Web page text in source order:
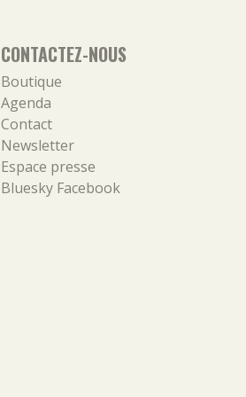
CONTACTEZ-NOUS
Boutique
Agenda
Contact
Newsletter
Espace presse
Bluesky Facebook